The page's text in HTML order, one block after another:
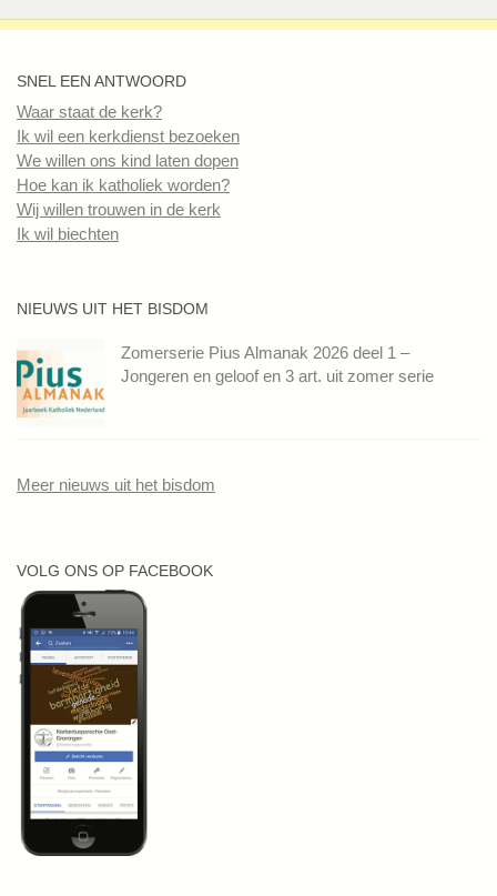
SNEL EEN ANTWOORD
Waar staat de kerk?
Ik wil een kerkdienst bezoeken
We willen ons kind laten dopen
Hoe kan ik katholiek worden?
Wij willen trouwen in de kerk
Ik wil biechten
NIEUWS UIT HET BISDOM
Zomerserie Pius Almanak 2026 deel 1 –
Jongeren en geloof en 3 art. uit zomer serie
Meer nieuws uit het bisdom
VOLG ONS OP FACEBOOK